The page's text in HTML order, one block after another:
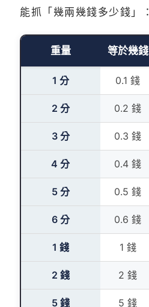
能抓「幾兩幾錢多少錢」：
重量 等於幾錢
1 分 0.1 錢
2 分 0.2 錢
3 分 0.3 錢
4 分 0.4 錢
5 分 0.5 錢
6 分 0.6 錢
1 錢 1 錢
2 錢 2 錢
5 錢 5 錢